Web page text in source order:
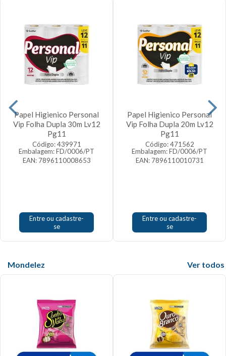
Papel Higienico Personal
Vip Folha Dupla 30m Lv12
Pg11
Código: 439971
Embalagem: FD/0006/PT
EAN: 7896110008653
Entre ou cadastre-
se
Papel Higienico Personal
Vip Folha Dupla 20m Lv12
Pg11
Código: 471562
Embalagem: FD/0006/PT
EAN: 7896110010731
Entre ou cadastre-
se
Mondelez